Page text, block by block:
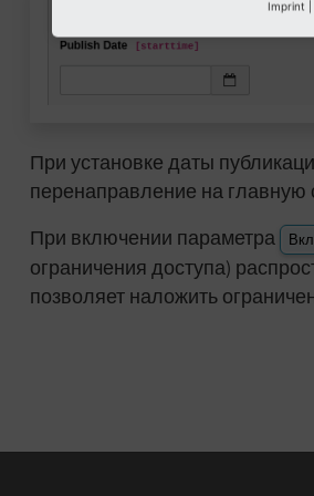
При установке даты
перенаправление на главную
При включении параметра
ограничения доступа)
позволяет наложить
Imprint |